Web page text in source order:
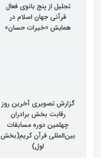
تجلیل از پنج بانوی فعال
قرآنی جهان اسلام در
همایش «خیرات حسان»
گزارش تصویری آخرین روز
رقابت بخش برادران
چهلمین دوره مسابقات
بین‌المللی قرآن کریم(بخش
اول)